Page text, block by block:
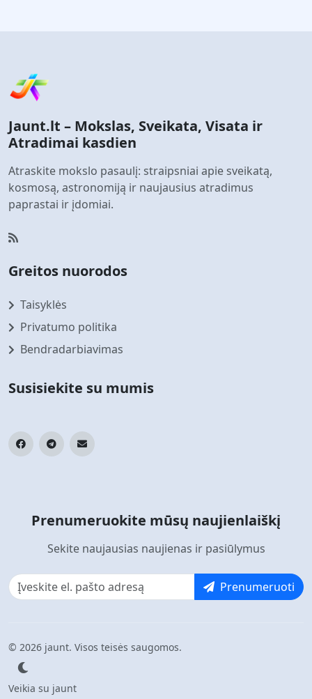
Jaunt.lt – Mokslas, Sveikata, Visata ir
Atradimai kasdien
Atraskite mokslo pasaulį: straipsniai apie sveikatą,
kosmosą, astronomiją ir naujausius atradimus
paprastai ir įdomiai.
Greitos nuorodos
Taisyklės
Privatumo politika
Bendradarbiavimas
Susisiekite su mumis
Prenumeruokite mūsų naujienlaiškį
Sekite naujausias naujienas ir pasiūlymus
Prenumeruoti
© 2026 jaunt. Visos teisės saugomos.
Veikia su jaunt